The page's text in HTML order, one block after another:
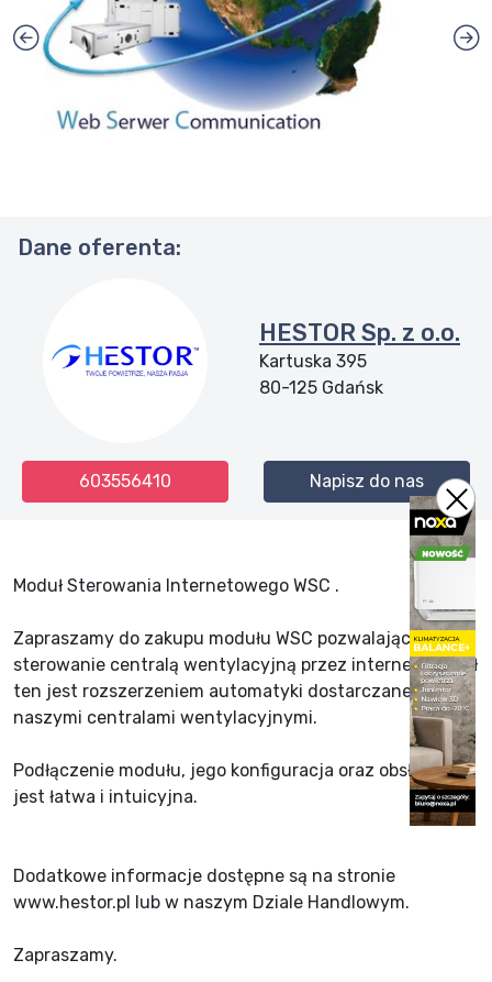
Dane oferenta:
HESTOR Sp. z o.o.
Kartuska 395
80-125 Gdańsk
603556410 Napisz do nas
Moduł Sterowania Internetowego WSC .
Zapraszamy do zakupu modułu WSC pozwalającego na
sterowanie centralą wentylacyjną przez internet. Moduł
ten jest rozszerzeniem automatyki dostarczanej wraz z
naszymi centralami wentylacyjnymi.
Podłączenie modułu, jego konfiguracja oraz obsługa
jest łatwa i intuicyjna.
Dodatkowe informacje dostępne są na stronie
www.hestor.pl lub w naszym Dziale Handlowym.
Zapraszamy.